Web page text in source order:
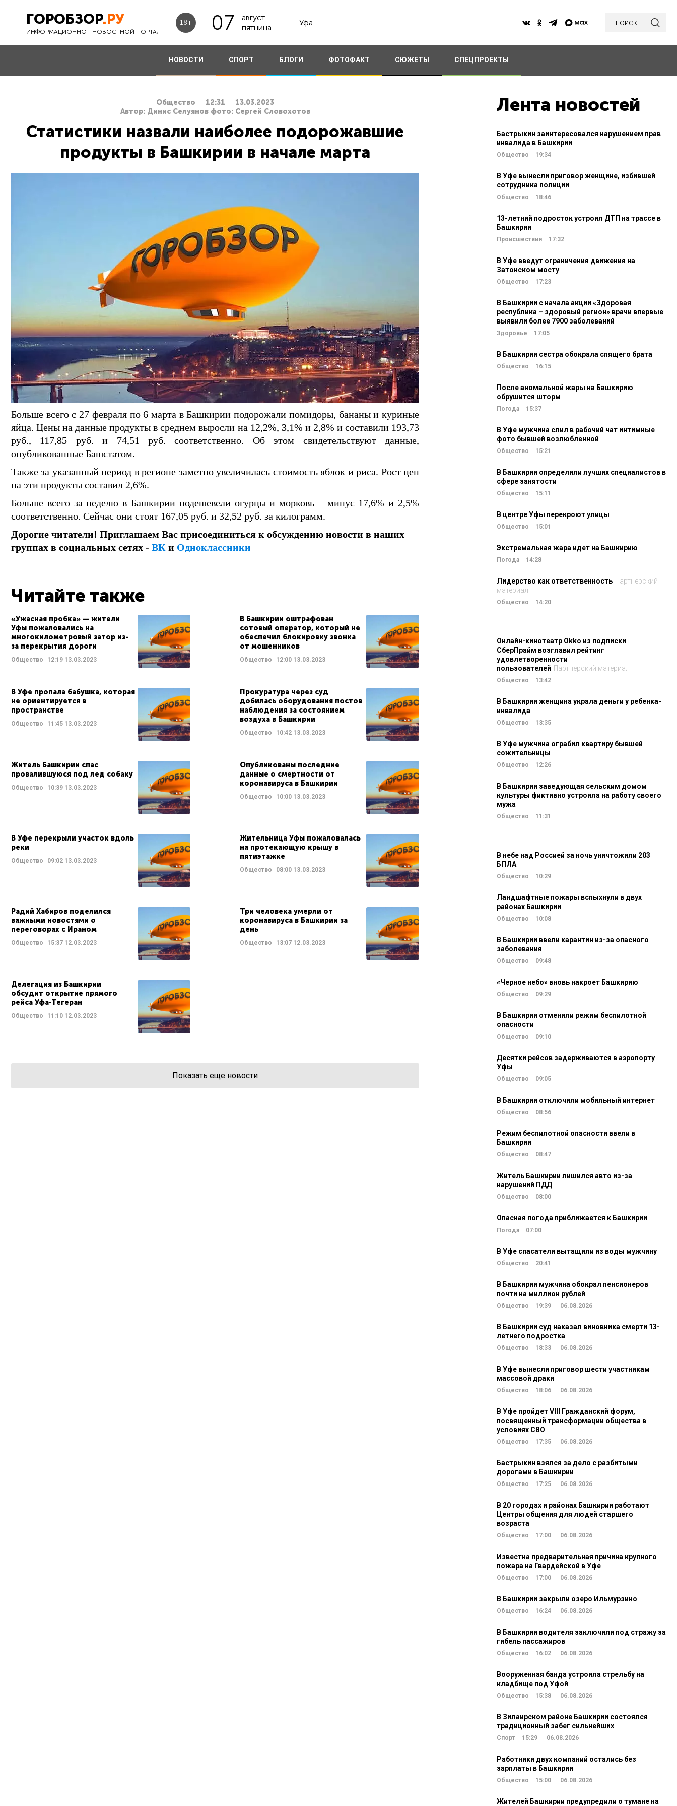
ГОРОБЗОР.РУ
ИНФОРМАЦИОННО - НОВОСТНОЙ ПОРТАЛ
18+ 07
август
пятница
Уфа поиск
НОВОСТИ СПОРТ БЛОГИ ФОТОФАКТ СЮЖЕТЫ СПЕЦПРОЕКТЫ
Общество 12:31
13.03.2023
Автор: Динис Селуянов фото: Сергей Словохотов
Статистики назвали наиболее подорожавшие
продукты в Башкирии в начале марта
Больше всего с 27 февраля по 6 марта в Башкирии подорожали помидоры, бананы и куриные
яйца. Цены на данные продукты в среднем выросли на 12,2%, 3,1% и 2,8% и составили 193,73
руб., 117,85 руб. и 74,51 руб. соответственно. Об этом свидетельствуют данные,
опубликованные Башстатом.
Также за указанный период в регионе заметно увеличилась стоимость яблок и риса. Рост цен
на эти продукты составил 2,6%.
Больше всего за неделю в Башкирии подешевели огурцы и морковь – минус 17,6% и 2,5%
соответственно. Сейчас они стоят 167,05 руб. и 32,52 руб. за килограмм.
Дорогие читатели! Приглашаем Вас присоединиться к обсуждению новости в наших
группах в социальных сетях - ВК и Одноклассники
Читайте также
«Ужасная пробка» — жители
Уфы пожаловались на
многокилометровый затор из-
за перекрытия дороги
Общество 12:19 13.03.2023
В Башкирии оштрафован
сотовый оператор, который не
обеспечил блокировку звонка
от мошенников
Общество 12:0013.03.2023
В Уфе пропала бабушка, которая
не ориентируется в
пространстве
Общество 11:45 13.03.2023
Прокуратура через суд
добилась оборудования постов
наблюдения за состоянием
воздуха в Башкирии
Общество 10:4213.03.2023
Житель Башкирии спас
провалившуюся под лед собаку
Общество 10:39 13.03.2023
Опубликованы последние
данные о смертности от
коронавируса в Башкирии
Общество 10:0013.03.2023
В Уфе перекрыли участок вдоль
реки
Общество 09:02 13.03.2023
Жительница Уфы пожаловалась
на протекающую крышу в
пятиэтажке
Общество 08:0013.03.2023
Радий Хабиров поделился
важными новостями о
переговорах с Ираном
Общество 15:37 12.03.2023
Три человека умерли от
коронавируса в Башкирии за
день
Общество 13:0712.03.2023
Делегация из Башкирии
обсудит открытие прямого
рейса Уфа-Тегеран
Общество 11:10 12.03.2023
Показать еще новости
Лента новостей
Бастрыкин заинтересовался нарушением прав
инвалида в Башкирии
Общество 19:34
В Уфе вынесли приговор женщине, избившей
сотрудника полиции
Общество 18:46
13-летний подросток устроил ДТП на трассе в
Башкирии
Происшествия 17:32
В Уфе введут ограничения движения на
Затонском мосту
Общество 17:23
В Башкирии с начала акции «Здоровая
республика – здоровый регион» врачи впервые
выявили более 7900 заболеваний
Здоровье 17:05
В Башкирии сестра обокрала спящего брата
Общество 16:15
После аномальной жары на Башкирию
обрушится шторм
Погода 15:37
В Уфе мужчина слил в рабочий чат интимные
фото бывшей возлюбленной
Общество 15:21
В Башкирии определили лучших специалистов в
сфере занятости
Общество 15:11
В центре Уфы перекроют улицы
Общество 15:01
Экстремальная жара идет на Башкирию
Погода 14:28
Лидерство как ответственность Партнерский
материал
Общество 14:20
Онлайн-кинотеатр Okko из подписки
СберПрайм возглавил рейтинг
удовлетворенности
пользователей Партнерский материал
Общество 13:42
В Башкирии женщина украла деньги у ребенка-
инвалида
Общество 13:35
В Уфе мужчина ограбил квартиру бывшей
сожительницы
Общество 12:26
В Башкирии заведующая сельским домом
культуры фиктивно устроила на работу своего
мужа
Общество 11:31
В небе над Россией за ночь уничтожили 203
БПЛА
Общество 10:29
Ландшафтные пожары вспыхнули в двух
районах Башкирии
Общество 10:08
В Башкирии ввели карантин из-за опасного
заболевания
Общество 09:48
«Черное небо» вновь накроет Башкирию
Общество 09:29
В Башкирии отменили режим беспилотной
опасности
Общество 09:10
Десятки рейсов задерживаются в аэропорту
Уфы
Общество 09:05
В Башкирии отключили мобильный интернет
Общество 08:56
Режим беспилотной опасности ввели в
Башкирии
Общество 08:47
Житель Башкирии лишился авто из-за
нарушений ПДД
Общество 08:00
Опасная погода приближается к Башкирии
Погода 07:00
В Уфе спасатели вытащили из воды мужчину
Общество 20:41
В Башкирии мужчина обокрал пенсионеров
почти на миллион рублей
Общество 19:39 06.08.2026
В Башкирии суд наказал виновника смерти 13-
летнего подростка
Общество 18:33 06.08.2026
В Уфе вынесли приговор шести участникам
массовой драки
Общество 18:06 06.08.2026
В Уфе пройдет VIII Гражданский форум,
посвященный трансформации общества в
условиях СВО
Общество 17:35 06.08.2026
Бастрыкин взялся за дело с разбитыми
дорогами в Башкирии
Общество 17:25 06.08.2026
В 20 городах и районах Башкирии работают
Центры общения для людей старшего
возраста
Общество 17:00 06.08.2026
Известна предварительная причина крупного
пожара на Гвардейской в Уфе
Общество 17:00 06.08.2026
В Башкирии закрыли озеро Ильмурзино
Общество 16:24 06.08.2026
В Башкирии водителя заключили под стражу за
гибель пассажиров
Общество 16:02 06.08.2026
Вооруженная банда устроила стрельбу на
кладбище под Уфой
Общество 15:38 06.08.2026
В Зилаирском районе Башкирии состоялся
традиционный забег сильнейших
Спорт 15:29 06.08.2026
Работники двух компаний остались без
зарплаты в Башкирии
Общество 15:00 06.08.2026
Жителей Башкирии предупредили о тумане на